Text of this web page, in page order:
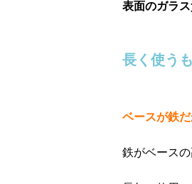
表面のガラ
長く使う
ベースが鉄
鉄がベース